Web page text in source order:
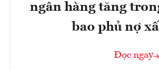
ngân hàng tăng
bao phủ nợ
Đọc ngay